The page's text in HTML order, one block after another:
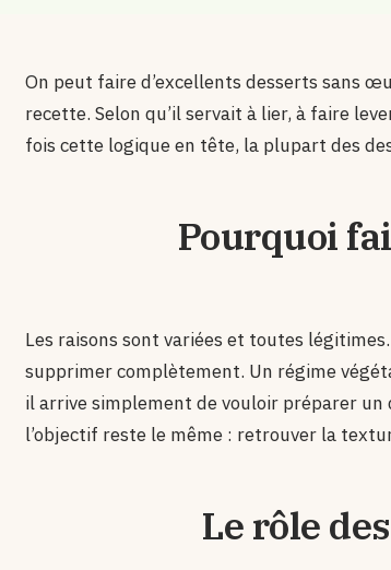
On peut faire d’excellents desserts sans
recette. Selon qu’il servait à lier, à faire
fois cette logique en tête, la plupart des
Pourquoi
Les raisons sont variées et toutes
supprimer complètement. Un régime
il arrive simplement de vouloir préparer
l’objectif reste le même : retrouver la
Le rôle